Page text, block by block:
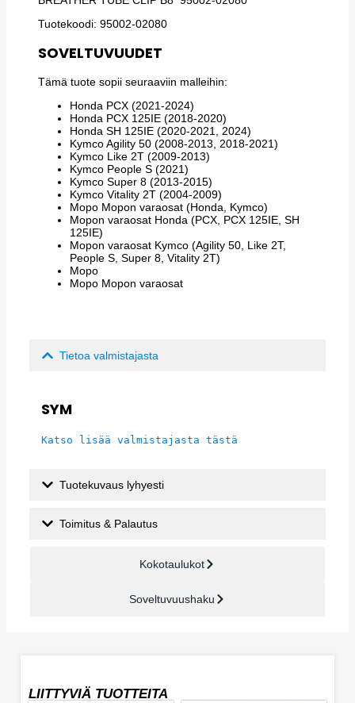
Tuotekoodi: 95002-02080
SOVELTUVUUDET
Tämä tuote sopii seuraaviin malleihin:
Honda PCX (2021-2024)
Honda PCX 125IE (2018-2020)
Honda SH 125IE (2020-2021, 2024)
Kymco Agility 50 (2008-2013, 2018-2021)
Kymco Like 2T (2009-2013)
Kymco People S (2021)
Kymco Super 8 (2013-2015)
Kymco Vitality 2T (2004-2009)
Mopo Mopon varaosat (Honda, Kymco)
Mopon varaosat Honda (PCX, PCX 125IE, SH
125IE)
Mopon varaosat Kymco (Agility 50, Like 2T,
People S, Super 8, Vitality 2T)
Mopo
Mopo Mopon varaosat
Tietoa valmistajasta
SYM
Katso lisää valmistajasta tästä
Tuotekuvaus lyhyesti
Toimitus & Palautus
Kokotaulukot
Soveltuvuushaku
LIITTYVIÄ TUOTTEITA